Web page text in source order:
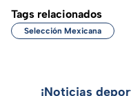
Tags relacionados
Selección Mexicana
¡Noticias